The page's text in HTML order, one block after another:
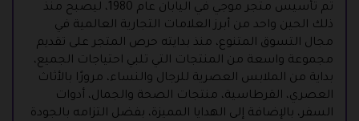
تم تأسيس متجر موجي في اليابان عام 1980، ليصبح منذ
ذلك الحين واحد من أبرز العلامات التجارية العالمية في
مجال التسوق المتنوع، منذ بدايته حرص المتجر على تقديم
مجموعة واسعة من المنتجات التي تلبي احتياجات الجميع،
بداية من الملابس العصرية للرجال والنساء، مرورًا بالأثاث
العصري، القرطاسية، منتجات الصحة والجمال، أدوات
السفر، بالإضافة إلى الهدايا المميزة، بفضل التزامه بالجودة